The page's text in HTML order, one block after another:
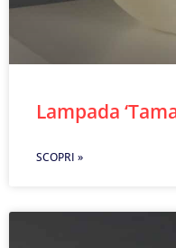
Lampada
SCOPRI »